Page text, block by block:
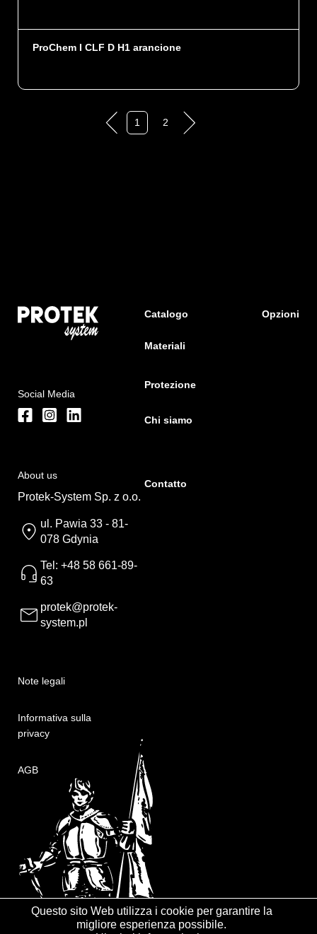
ProChem I CLF D H1 arancione
1 2
Social Media
About us
Protek-System Sp. z o.o.
ul. Pawia 33 - 81-
078 Gdynia
Tel: +48 58 661-89-
63
protek@protek-
system.pl
Note legali
Informativa sulla
privacy
AGB
Catalogo Opzioni
Materiali
Protezione
Chi siamo
Contatto
Questo sito Web utilizza i cookie per garantire la
migliore esperienza possibile.